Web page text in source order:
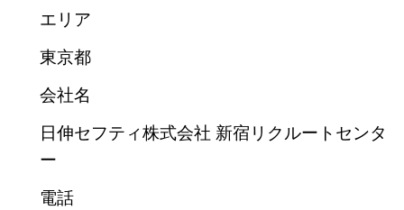
エリア
東京都
会社名
日伸セフティ株式会社 新宿リクルートセンタ
ー
電話